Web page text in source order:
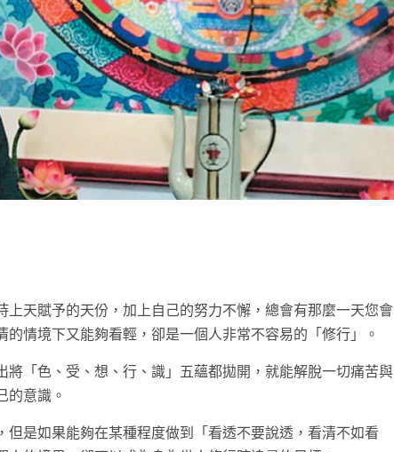
天賦予的天份，加上自己的努力不懈，總會有那麼一天您會
情境下又能夠看輕，卻是一個人非常不容易的「修行」。
將「色、受、想、行、識」五蘊都拋開，就能解脫一切痛苦與
的意識。
是如果能夠在某種程度做到「看透不要說透，看清不如看